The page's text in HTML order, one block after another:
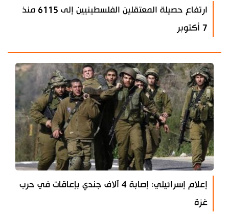
ارتفاع حصيلة المعتقلين الفلسطينيين إلى 6115 منذ
7 أكتوبر
إعلام إسرائيلي: إصابة 4 آلاف جندي بإعاقات في حرب
غزة